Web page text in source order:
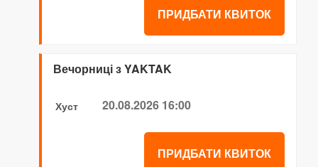
ПРИДБАТИ КВИТОК
Вечорниці з YAKTAK
Хуст 20.08.2026 16:00
ПРИДБАТИ КВИТОК